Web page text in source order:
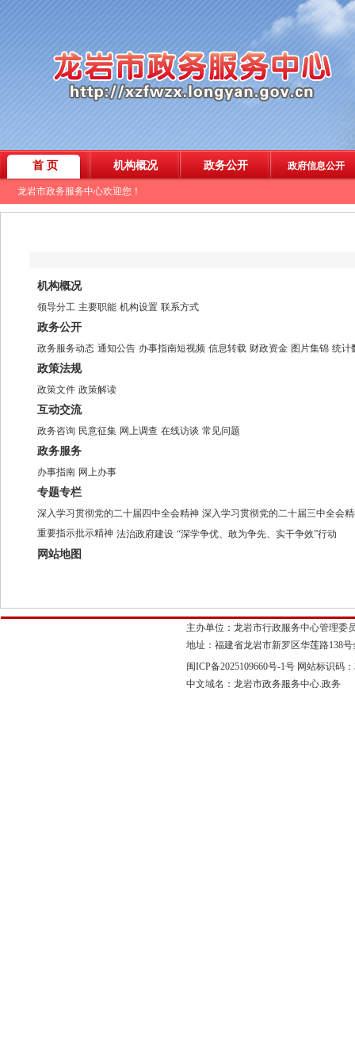
机构概况
领导分工 主要职能 机构设置 联系方式
政务公开
政务服务动态 通知公告 办事指南短视频 信息转载 财政资金 图片集锦 统计
政策法规
政策文件 政策解读
互动交流
政务咨询 民意征集 网上调查 在线访谈 常见问题
政务服务
办事指南 网上办事
专题专栏
深入学习贯彻党的二十届四中全会精神 深入学习贯彻党的二十届三中全会
重要指示批示精神 法治政府建设 “深学争优、敢为争先、实干争效”行动
网站地图